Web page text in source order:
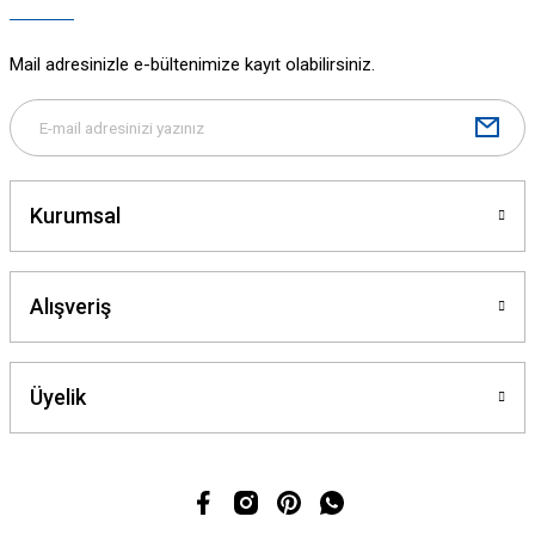
Mail adresinizle e-bültenimize kayıt olabilirsiniz.
Kurumsal
Alışveriş
Üyelik